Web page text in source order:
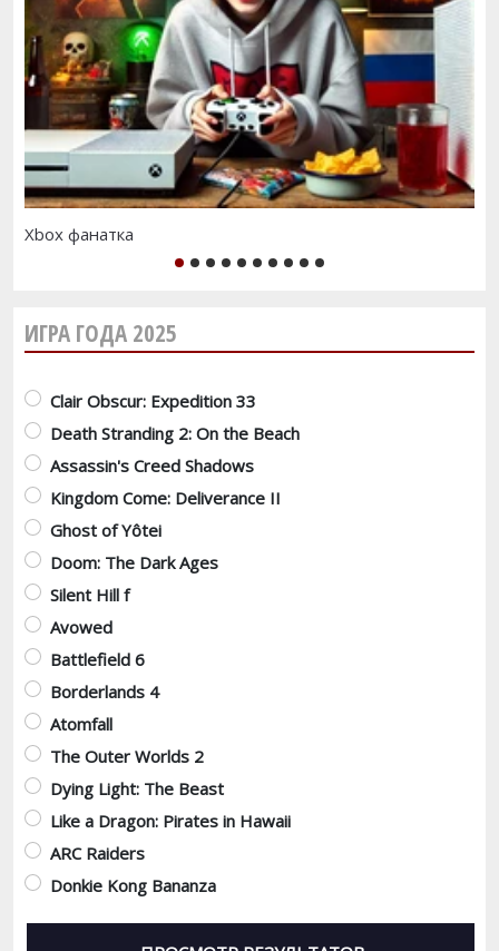
Xbox фанатка
1 2 3
ИГРА ГОДА 2025
Варианты
Clair Obscur: Expedition 33
Death Stranding 2: On the Beach
Assassin's Creed Shadows
Kingdom Come: Deliverance II
Ghost of Yôtei
Doom: The Dark Ages
Silent Hill f
Avowed
Battlefield 6
Borderlands 4
Atomfall
The Outer Worlds 2
Dying Light: The Beast
Like a Dragon: Pirates in Hawaii
ARC Raiders
Donkie Kong Bananza